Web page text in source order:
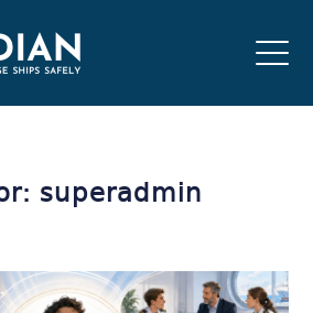
superadmin